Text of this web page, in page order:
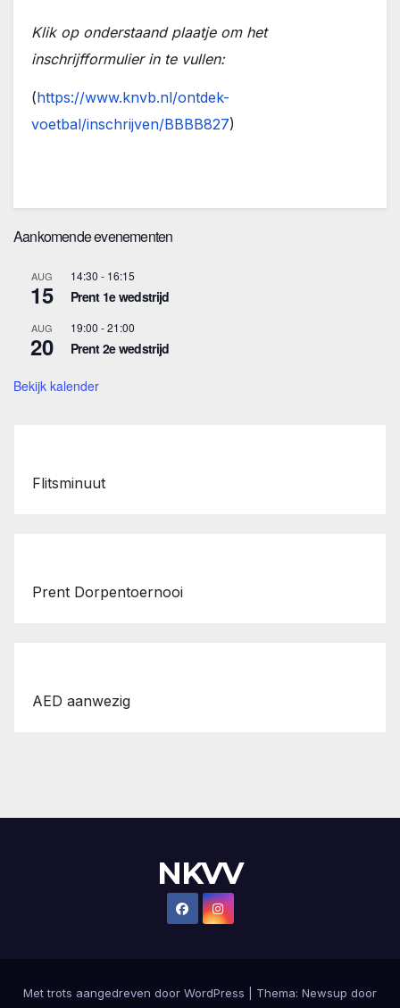
Klik op onderstaand plaatje om het
inschrijfformulier in te vullen:
(https://www.knvb.nl/ontdek-
voetbal/inschrijven/BBBB827)
Aankomende evenementen
AUG
15
14:30 - 16:15
Prent 1e wedstrijd
AUG
20
19:00 -21:00
Prent 2e wedstrijd
Bekijk kalender
Flitsminuut
Prent Dorpentoernooi
AED aanwezig
NKVV
Met trots aangedreven door WordPress Thema: Newsup door